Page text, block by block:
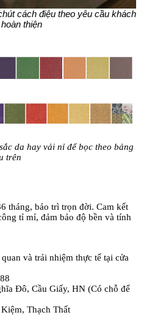
cách điệu theo yêu cầu khách
thiện
da hay vải nỉ để bọc theo bảng
trên
tháng, bảo trì trọn đời. Cam kết
tỉ mỉ, đảm bảo độ bền và tính
và trải nhiệm thực tế tại cửa
Đô, Cầu Giấy, HN (Có chỗ để
Thạch Thất